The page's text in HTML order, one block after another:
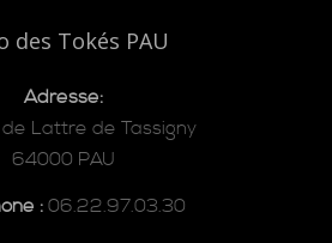
des Tokés PAU
Adresse:
Lattre de Tassigny
64000 PAU
:06.22.97.03.30